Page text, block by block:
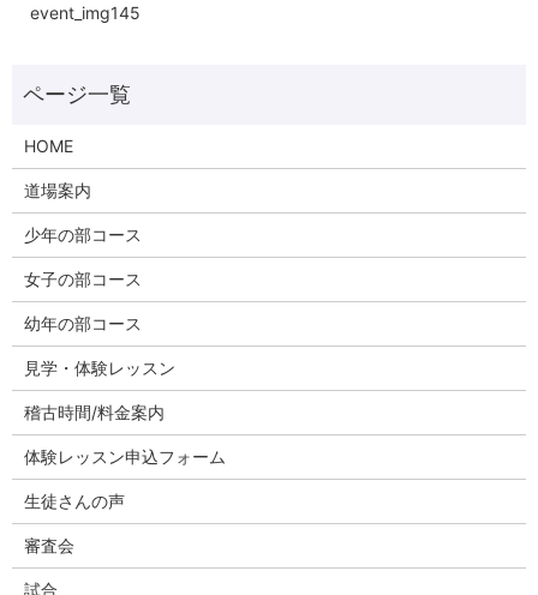
event_img145
HOME
道場案内
少年の部コース
女子の部コース
幼年の部コース
見学・体験レッスン
稽古時間/料金案内
体験レッスン申込フォーム
生徒さんの声
審査会
試合